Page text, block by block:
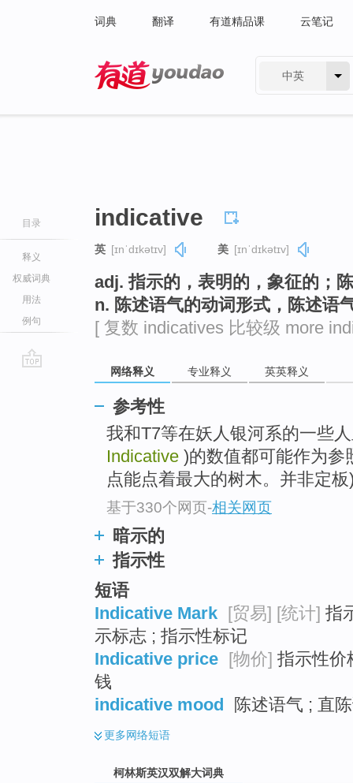
词典 翻译 有道精品课 云笔记
中英
目录
释义
权威词典
用法
例句
indicative
英 [ɪnˈdɪkətɪv] 美 [ɪnˈdɪkətɪv]
adj. 指示的，表明的，象征的；
n. 陈述语气的动词形式，陈述语
[ 复数 indicatives 比较级 more
网络释义 专业释义 英英释义
参考性
我和T7等在妖人银河系的一些
Indicative )的数值都可能作为参
点能点着最大的树木。并非定板
基于330个网页-相关网页
暗示的
指示性
短语
Indicative Mark
[贸易] [统计] 指
示标志 ; 指示性标记
Indicative price
[物价] 指示性价
钱
indicative mood
陈述语气 ; 直
更多网络短语
柯林斯英汉双解大词典